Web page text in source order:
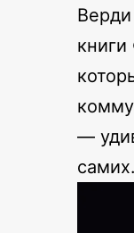
—
самих.